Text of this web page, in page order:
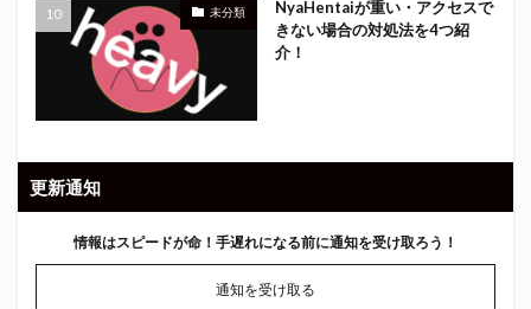
未分類
NyaHentaiが重い・アクセスで
きない場合の対処法を4つ紹
介！
更新通知
情報はスピードが命！ 手遅れになる前に通知を受け取ろう！
通知を受け取る